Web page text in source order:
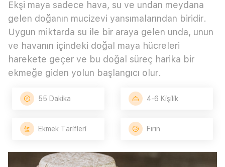
Ekşi maya sadece hava, su ve undan meydana
gelen doğanın mucizevi yansımalarından biridir.
Uygun miktarda su ile bir araya gelen unda, unun
ve havanın içindeki doğal maya hücreleri
harekete geçer ve bu doğal süreç harika bir
ekmeğe giden yolun başlangıcı olur.
55 Dakika 4-6 Kişilik
Ekmek Tarifleri Fırın